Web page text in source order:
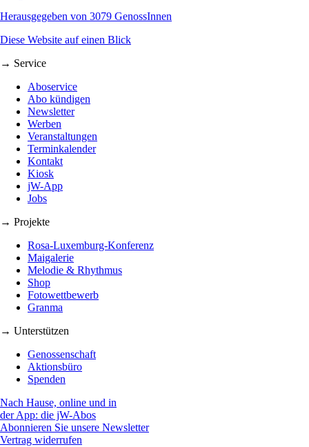
Herausgegeben von 3079 GenossInnen
Diese Website auf einen Blick
→ Service
Aboservice
Abo kündigen
Newsletter
Werben
Veranstaltungen
Terminkalender
Kontakt
Kiosk
jW-App
Jobs
→ Projekte
Rosa-Luxemburg-Konferenz
Maigalerie
Melodie & Rhythmus
Shop
Fotowettbewerb
Granma
→ Unterstützen
Genossenschaft
Aktionsbüro
Spenden
Nach Hause, online und in
der App: die jW-Abos
Abonnieren Sie unsere Newsletter
Vertrag widerrufen